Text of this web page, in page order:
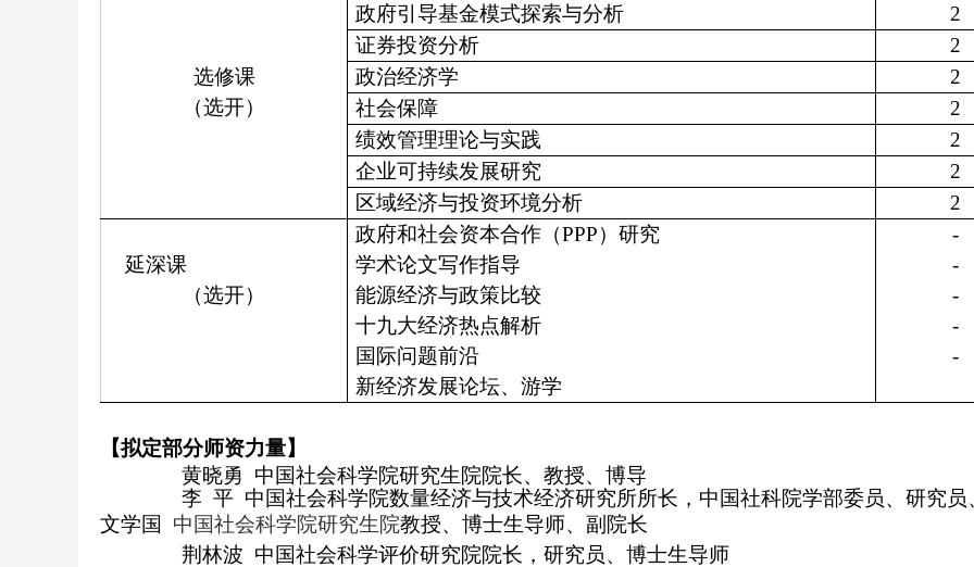
选修课
（选开）
政府引导基金模式探索与分析
2
证券投资分析
2
政治经济学
2
社会保障
2
绩效管理理论与实践
2
企业可持续发展研究
2
区域经济与投资环境分析
2
延深课
（选开）
政府和社会资本合作（PPP）研究
学术论文写作指导
能源经济与政策比较
十九大经济热点解析
国际问题前沿
新经济发展论坛、游学
-
-
-
-
-
【拟定部分师资力量】
黄晓勇
中国社会科学院研究生院院长、教授、博导
李 平 中国社会科学院数量经济与技术经济研究所所长，中国社科院学部委员、研究员
文学国
中国社会科学院研究生院教授、博士生导师、副院长
荆林波 中国社会科学评价研究院院长，研究员、博士生导师